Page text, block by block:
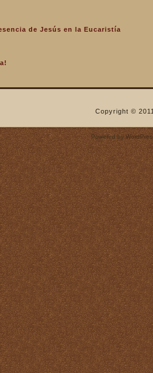
de Jesús en la Eucaristía
Copyright ©
Powered by